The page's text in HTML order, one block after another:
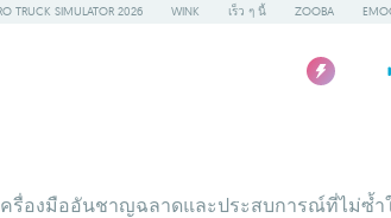
TRUCK SIMULATOR 2026 WINK เร็ว ๆ นี้ ZOOBA
ครื่องมืออันชาญฉลาดและประสบการณ์ที่ไม่ซ้